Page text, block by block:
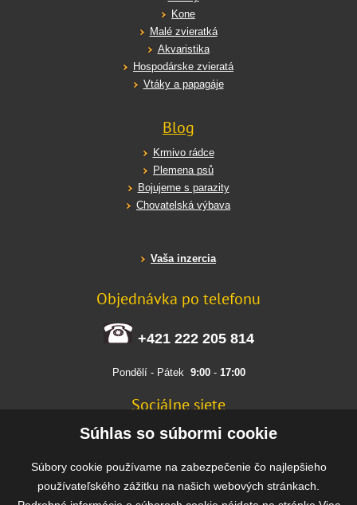
Kone
Malé zvieratká
Akvaristika
Hospodárske zvieratá
Vtáky a papagáje
Blog
Krmivo rádce
Plemena psů
Bojujeme s parazity
Chovatelská výbava
Vaša inzercia
Objednávka po telefonu
+421 222 205 814
Pondělí - Pátek 9:00- 17:00
Sociálne siete
FACEBOOK
Súhlas so súbormi cookie
Súbory cookie používame na zabezpečenie čo najlepšieho
používateľského zážitku na našich webových stránkach.